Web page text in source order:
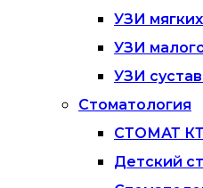
УЗИ
УЗИ
УЗИ
Стоматология
СТОМАТ КТ
Детский